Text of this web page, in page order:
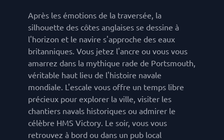
Après les émotions de la traversée, la
silhouette des côtes anglaises se dessine à
l'horizon et le navire s'approche des eaux
britanniques. Vous jetez l'ancre ou vous vous
amarrez dans la mythique rade de Portsmouth,
véritable haut lieu de l'histoire navale
mondiale. L'escale vous offre un temps libre
précieux pour explorer la ville, visiter les
chantiers navals historiques ou admirer le
célèbre HMS Victory. Le soir, vous vous
retrouvez à bord ou dans un pub local